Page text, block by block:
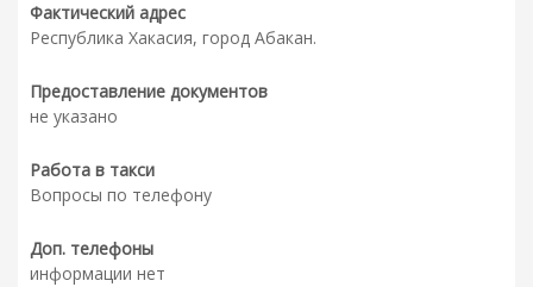
Фактический адрес
Республика Хакасия, город Абакан.
Предоставление документов
не указано
Работа в такси
Вопросы по телефону
Доп. телефоны
информации нет